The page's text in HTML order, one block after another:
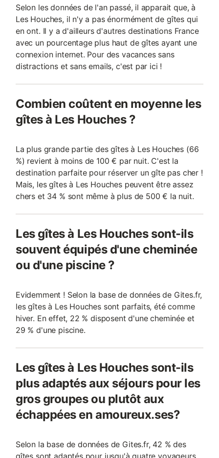
Selon les données de l'an passé, il apparait que, à
Les Houches, il n'y a pas énormément de gîtes qui
en ont. Il y a d'ailleurs d'autres destinations France
avec un pourcentage plus haut de gîtes ayant une
connexion internet. Pour des vacances sans
distractions et sans emails, c'est par ici !
Combien coûtent en moyenne les
gîtes à Les Houches ?
La plus grande partie des gîtes à Les Houches (66
%) revient à moins de 100 € par nuit. C'est la
destination parfaite pour réserver un gîte pas cher !
Mais, les gîtes à Les Houches peuvent être assez
chers et 34 % sont même à plus de 500 € la nuit.
Les gîtes à Les Houches sont-ils
souvent équipés d'une cheminée
ou d'une piscine ?
Evidemment ! Selon la base de données de Gites.fr,
les gîtes à Les Houches sont parfaits, été comme
hiver. En effet, 22 % disposent d'une cheminée et
29 % d'une piscine.
Les gîtes à Les Houches sont-ils
plus adaptés aux séjours pour les
gros groupes ou plutôt aux
échappées en amoureux.ses?
Selon la base de données de Gites.fr, 42 % des
gîtes sont adaptés pour jusqu'à quatre voyageurs.